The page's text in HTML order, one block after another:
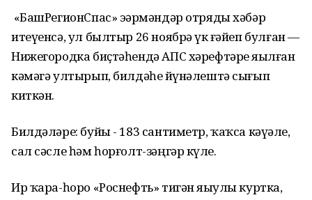
«БашРегионСпас» эҙәрмәндәр отряды хәбәр
итеүенсә, ул былтыр 26 ноябрҙә үк ғәйеп булған —
Нижегородка биҫтәһендә АПС хәрефтәре яҙылған
кәмәгә ултырып, билдәһеҙ йүнәлештә сығып
киткән.
Билдәләре: буйы - 183 сантиметр, ҡаҡса кәүҙәле,
сал сәсле һәм һорғолт-зәңгәр күҙле.
Ир ҡара-һоро «Роснефть» тигән яҙыулы куртка,